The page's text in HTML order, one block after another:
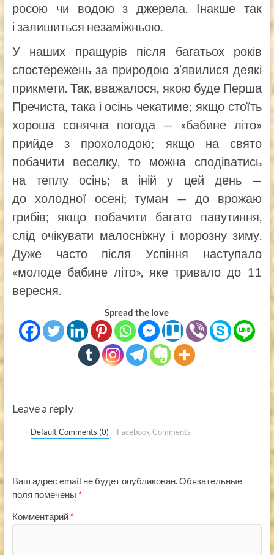
росою чи водою з джерела. Інакше так
і залишиться незаміжньою.
У наших пращурів після багатьох років
спостережень за природою з’явилися деякі
прикмети. Так, вважалося, якою буде Перша
Пречиста, така і осінь чекатиме; якщо стоїть
хороша сонячна погода — «бабине літо»
прийде з прохолодою; якщо на свято
побачити веселку, то можна сподіватись
на теплу осінь; а іній у цей день —
до холодної осені; туман — до врожаю
грибів; якщо побачити багато павутиння,
слід очікувати малосніжну і морозну зиму.
Дуже часто після Успіння наступало
«молоде бабине літо», яке тривало до 11
вересня.
Spread the love
Leave a reply
Default Comments (0) Facebook Comments
Ваш адрес email не будет опубликован.Обязательные
поля помечены *
Комментарий *